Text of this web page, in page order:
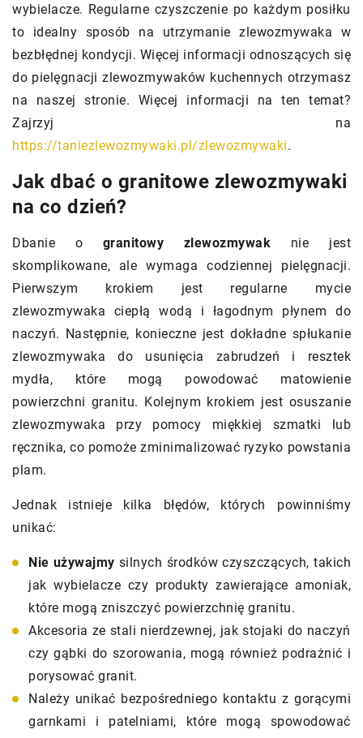
wybielacze. Regularne czyszczenie po każdym posiłku
to idealny sposób na utrzymanie zlewozmywaka w
bezbłędnej kondycji. Więcej informacji odnoszących się
do pielęgnacji zlewozmywaków kuchennych otrzymasz
na naszej stronie. Więcej informacji na ten temat?
Zajrzyj na
https://taniezlewozmywaki.pl/zlewozmywaki.
Jak dbać o granitowe zlewozmywaki
na co dzień?
Dbanie o granitowy zlewozmywak nie jest
skomplikowane, ale wymaga codziennej pielęgnacji.
Pierwszym krokiem jest regularne mycie
zlewozmywaka ciepłą wodą i łagodnym płynem do
naczyń. Następnie, konieczne jest dokładne spłukanie
zlewozmywaka do usunięcia zabrudzeń i resztek
mydła, które mogą powodować matowienie
powierzchni granitu. Kolejnym krokiem jest osuszanie
zlewozmywaka przy pomocy miękkiej szmatki lub
ręcznika, co pomoże zminimalizować ryzyko powstania
plam.
Jednak istnieje kilka błędów, których powinniśmy
unikać:
Nie używajmy silnych środków czyszczących, takich
jak wybielacze czy produkty zawierające amoniak,
które mogą zniszczyć powierzchnię granitu.
Akcesoria ze stali nierdzewnej, jak stojaki do naczyń
czy gąbki do szorowania, mogą również podrażnić i
porysować granit.
Należy unikać bezpośredniego kontaktu z gorącymi
garnkami i patelniami, które mogą spowodować